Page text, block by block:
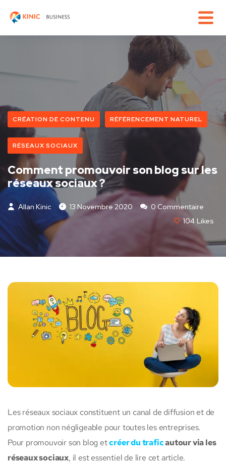
CRÉATION DE CONTENU RÉFÉRENCEMENT NATUREL
RÉSEAUX SOCIAUX
Comment promouvoir son blog sur les
réseaux sociaux ?
Allan Kinic 13 Novembre 2020
0 Commentaire
104 Likes
Les réseaux sociaux constituent un canal de diffusion et de
promotion non négligeable pour toutes les entreprises.
Pour promouvoir son blog etcréer du traficautour via les
réseaux sociaux, il est essentiel de lire cet article.